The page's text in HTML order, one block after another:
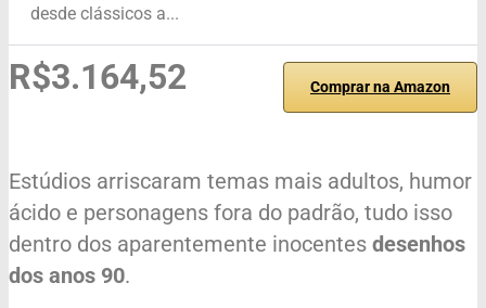
desde clássicos a...
R$3.164,52 Comprar na Amazon
Estúdios arriscaram temas mais adultos, humor
ácido e personagens fora do padrão, tudo isso
dentro dos aparentemente inocentes desenhos
dos anos 90.